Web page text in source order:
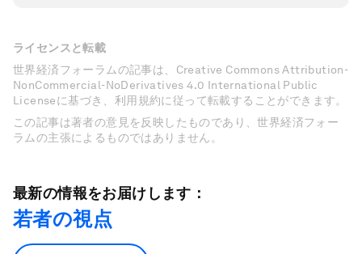
ライセンスと転載
世界経済フォーラムの記事は、Creative Commons Attribution-
NonCommercial-NoDerivatives 4.0 International Public
Licenseに基づき、利用規約に従って転載することができます。
この記事は著者の意見を反映したものであり、世界経済フォー
ラムの主張によるものではありません。
最新の情報をお届けします：
若者の視点